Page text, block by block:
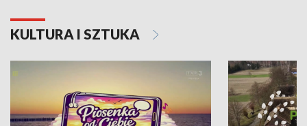
KULTURA I SZTUKA